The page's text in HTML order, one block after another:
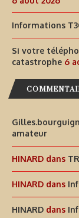
Informations
Si votre
catastrophe 6
amateur
HINARD dans
HINARD dans
HINARD dans